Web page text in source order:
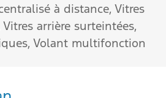
à distance, Vitres
Vitres arrière surteintées,
Volant multifonction